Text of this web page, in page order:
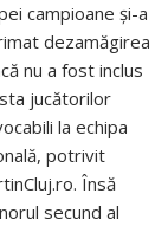
campioane și-a
dezamăgirea
nu a fost inclus
jucătorilor
la echipa
potrivit
Însă
secund al